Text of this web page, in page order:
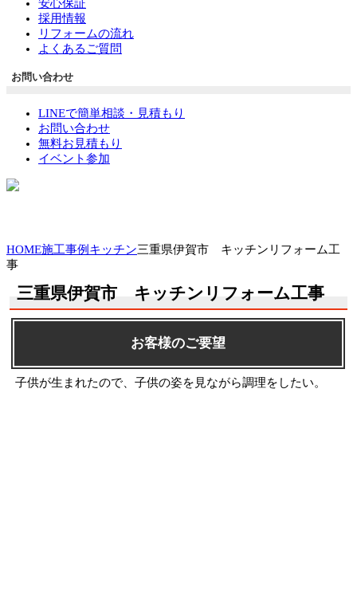
安心保証
採用情報
リフォームの流れ
よくあるご質問
お問い合わせ
LINEで簡単相談・見積もり
お問い合わせ
無料お見積もり
イベント参加
HOME施工事例 キッチン三重県伊賀市 キッチンリフォーム工
事
三重県伊賀市 キッチンリフォーム工事
お客様のご要望
子供が生まれたので、子供の姿を見ながら調理をしたい。